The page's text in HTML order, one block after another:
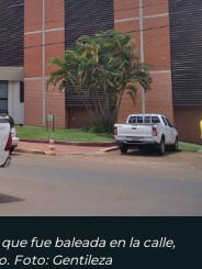
fue baleada en la calle,
Foto: Gentileza